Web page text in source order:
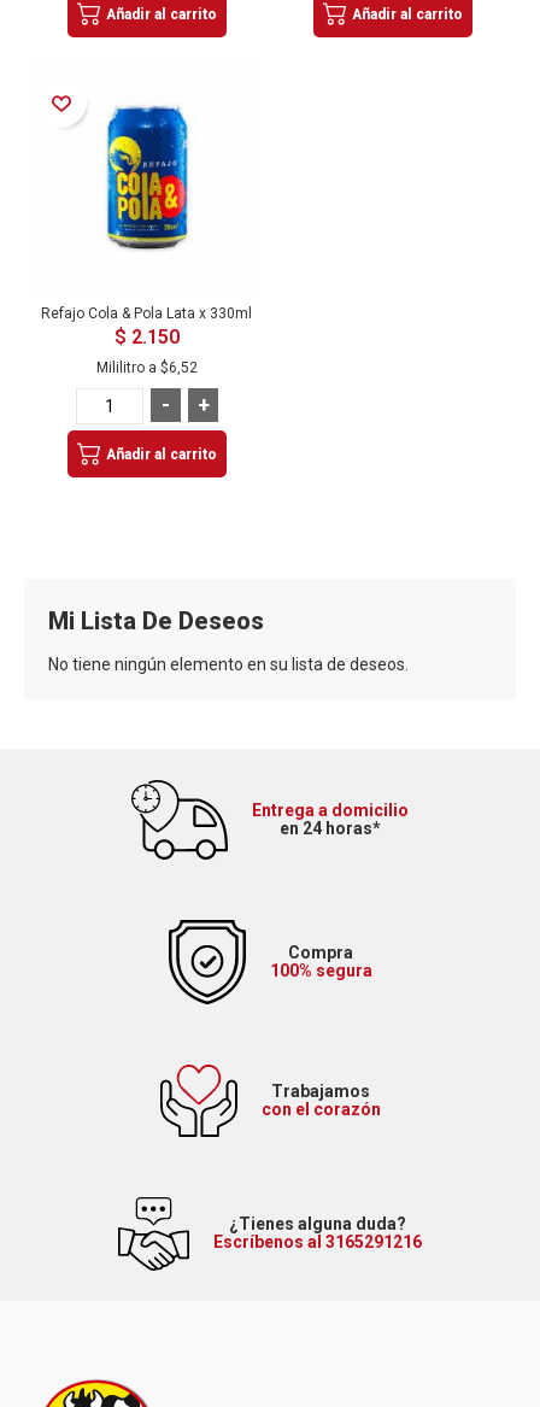
Añadir al carrito Añadir al carrito
Añadir a la Lista de Deseos
Refajo Cola & Pola Lata x 330ml
$ 2.150
Mililitro a $6,52
+
-
Añadir al carrito
Mi Lista De Deseos
No tiene ningún elemento en su lista de deseos.
Entrega a domicilio
en 24 horas*
Compra
100% segura
Trabajamos
con el corazón
¿Tienes alguna duda?
Escríbenos al 3165291216